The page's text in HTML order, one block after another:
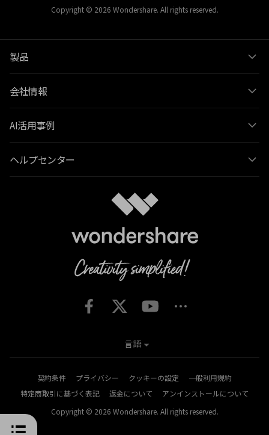
Copyright © 2026 Wondershare. All rights reserved.
製品
会社情報
AI活用事例
ヘルプセンター
契約条件 プライバシー クッキーの設定
一般利用規約
特定商取引に基づく表記
返金について
アンインストールについて
Copyright © 2026 Wondershare. All rights reserved.
言語